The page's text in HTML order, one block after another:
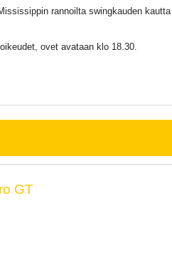
rannoilta swingkauden kautta
ovet avataan klo 18.30.
GT